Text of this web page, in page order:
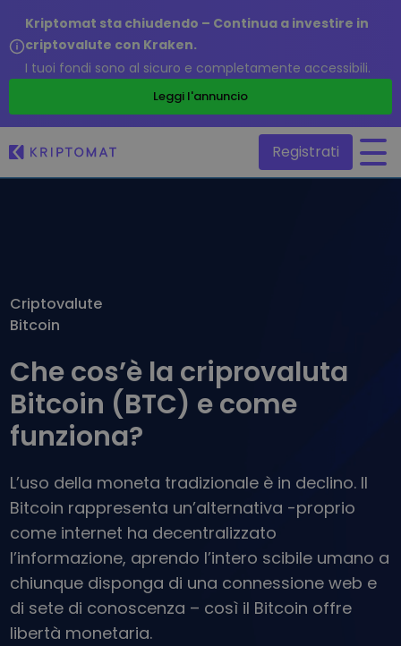
Kriptomat sta chiudendo – Continua a investire in
criptovalute con Kraken.
I tuoi fondi sono al sicuro e completamente accessibili.
Leggi l'annuncio
Trova opportunità di investimento
Aggiunte di recente
Cosa sarebbe successo se avessi acquistato 100€ di…
...oggi il valore sarebbe
Compra e vendi criptovalute
Compra più di 300 criptovalute
Scambia criptovalute
Oltre 1.000 combinazioni di coppie
Portafogli intelligenti
L’investimento intelligente in criptovalute
Un wallet di criptovalute semplice e sicuro
Scoperta investimenti
Trova la tua strategia crypto
KriptoEarn
Guadagna premi sulle tue criptovalute
Salvadanaio
Registrati
/
Criptovalute
Bitcoin
Che cos’è la criprovaluta
Bitcoin (BTC) e come
funziona?
L’uso della moneta tradizionale è in declino. Il
Bitcoin rappresenta un’alternativa -proprio
come internet ha decentralizzato
l’informazione, aprendo l’intero scibile umano a
chiunque disponga di una connessione web e
di sete di conoscenza – così il Bitcoin offre
libertà monetaria.